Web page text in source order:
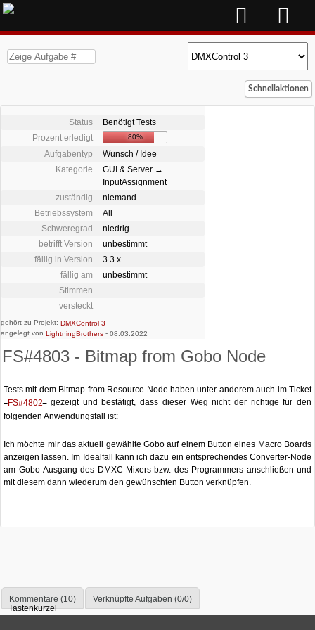
Schnellaktionen
Status
Benötigt Tests
Prozent erledigt
80%
Aufgabentyp
Wunsch / Idee
Kategorie
GUI & Server →
InputAssignment
zuständig
niemand
Betriebssystem
All
Schweregrad
niedrig
betrifft Version
unbestimmt
fällig in Version
3.3.x
fällig am
unbestimmt
Stimmen
versteckt
gehört zu Projekt: DMXControl 3
angelegt von LightningBrothers - 08.03.2022
FS#4803 - Bitmap from Gobo Node
Tests mit dem Bitmap from Resource Node haben unter anderem auch im Ticket
FS#4802 gezeigt und bestätigt, dass dieser Weg nicht der richtige für den
folgenden Anwendungsfall ist:
Ich möchte mir das aktuell gewählte Gobo auf einem Button eines Macro Boards
anzeigen lassen. Im Idealfall kann ich dazu ein entsprechendes Converter-Node
am Gobo-Ausgang des DMXC-Mixers bzw. des Programmers anschließen und
mit diesem dann wiederum den gewünschten Button verknüpfen.
Kommentare (10)
Verknüpfte Aufgaben (0/0)
Tastenkürzel